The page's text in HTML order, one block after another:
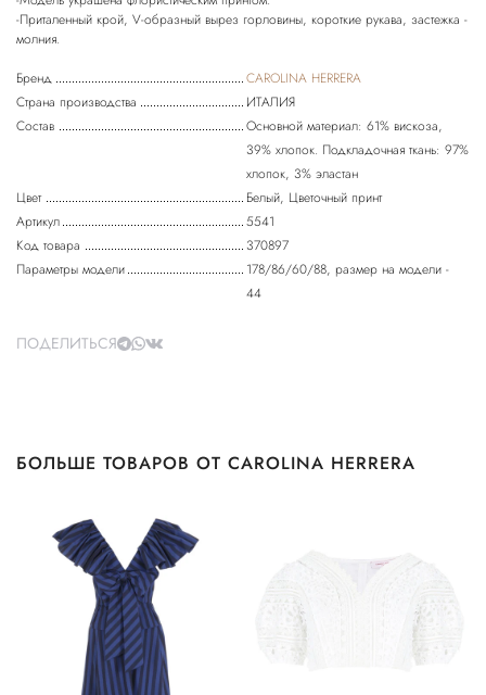
-Приталенный крой, V-образный вырез горловины, короткие рукава, застежка -
Бренд
CAROLINA HERRERA
Страна производства
ИТАЛИЯ
Состав
Основной материал: 61% вискоза,
39% хлопок. Подкладочная ткань: 97%
хлопок, 3% эластан
Цвет
Белый, Цветочный принт
Артикул
5541
Код товара
370897
Параметры модели
178/86/60/88, размер на модели -
44
ПОДЕЛИТЬСЯ
БОЛЬШЕ ТОВАРОВ ОТ CAROLINA HERRERA